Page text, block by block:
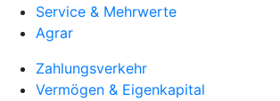
Service & Mehrwerte
Agrar
Zahlungsverkehr
Vermögen & Eigenkapital